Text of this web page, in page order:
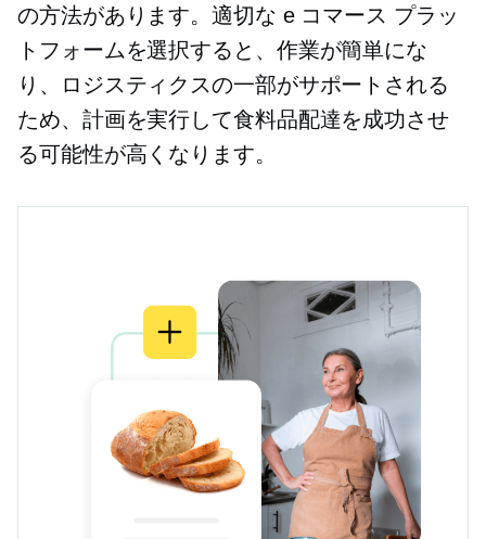
の方法があります。適切な e コマース プラッ
トフォームを選択すると、作業が簡単にな
り、ロジスティクスの一部がサポートされる
ため、計画を実行して食料品配達を成功させ
る可能性が高くなります。